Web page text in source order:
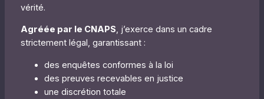
vérité.
Agréée par le CNAPS, j’exerce dans un cadre
strictement légal, garantissant :
des enquêtes conformes à la loi
des preuves recevables en justice
une discrétion totale